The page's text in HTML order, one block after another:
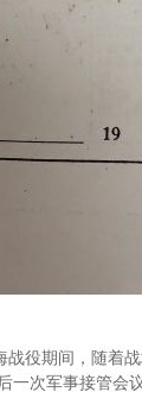
役期间，随着
次军事接管会议